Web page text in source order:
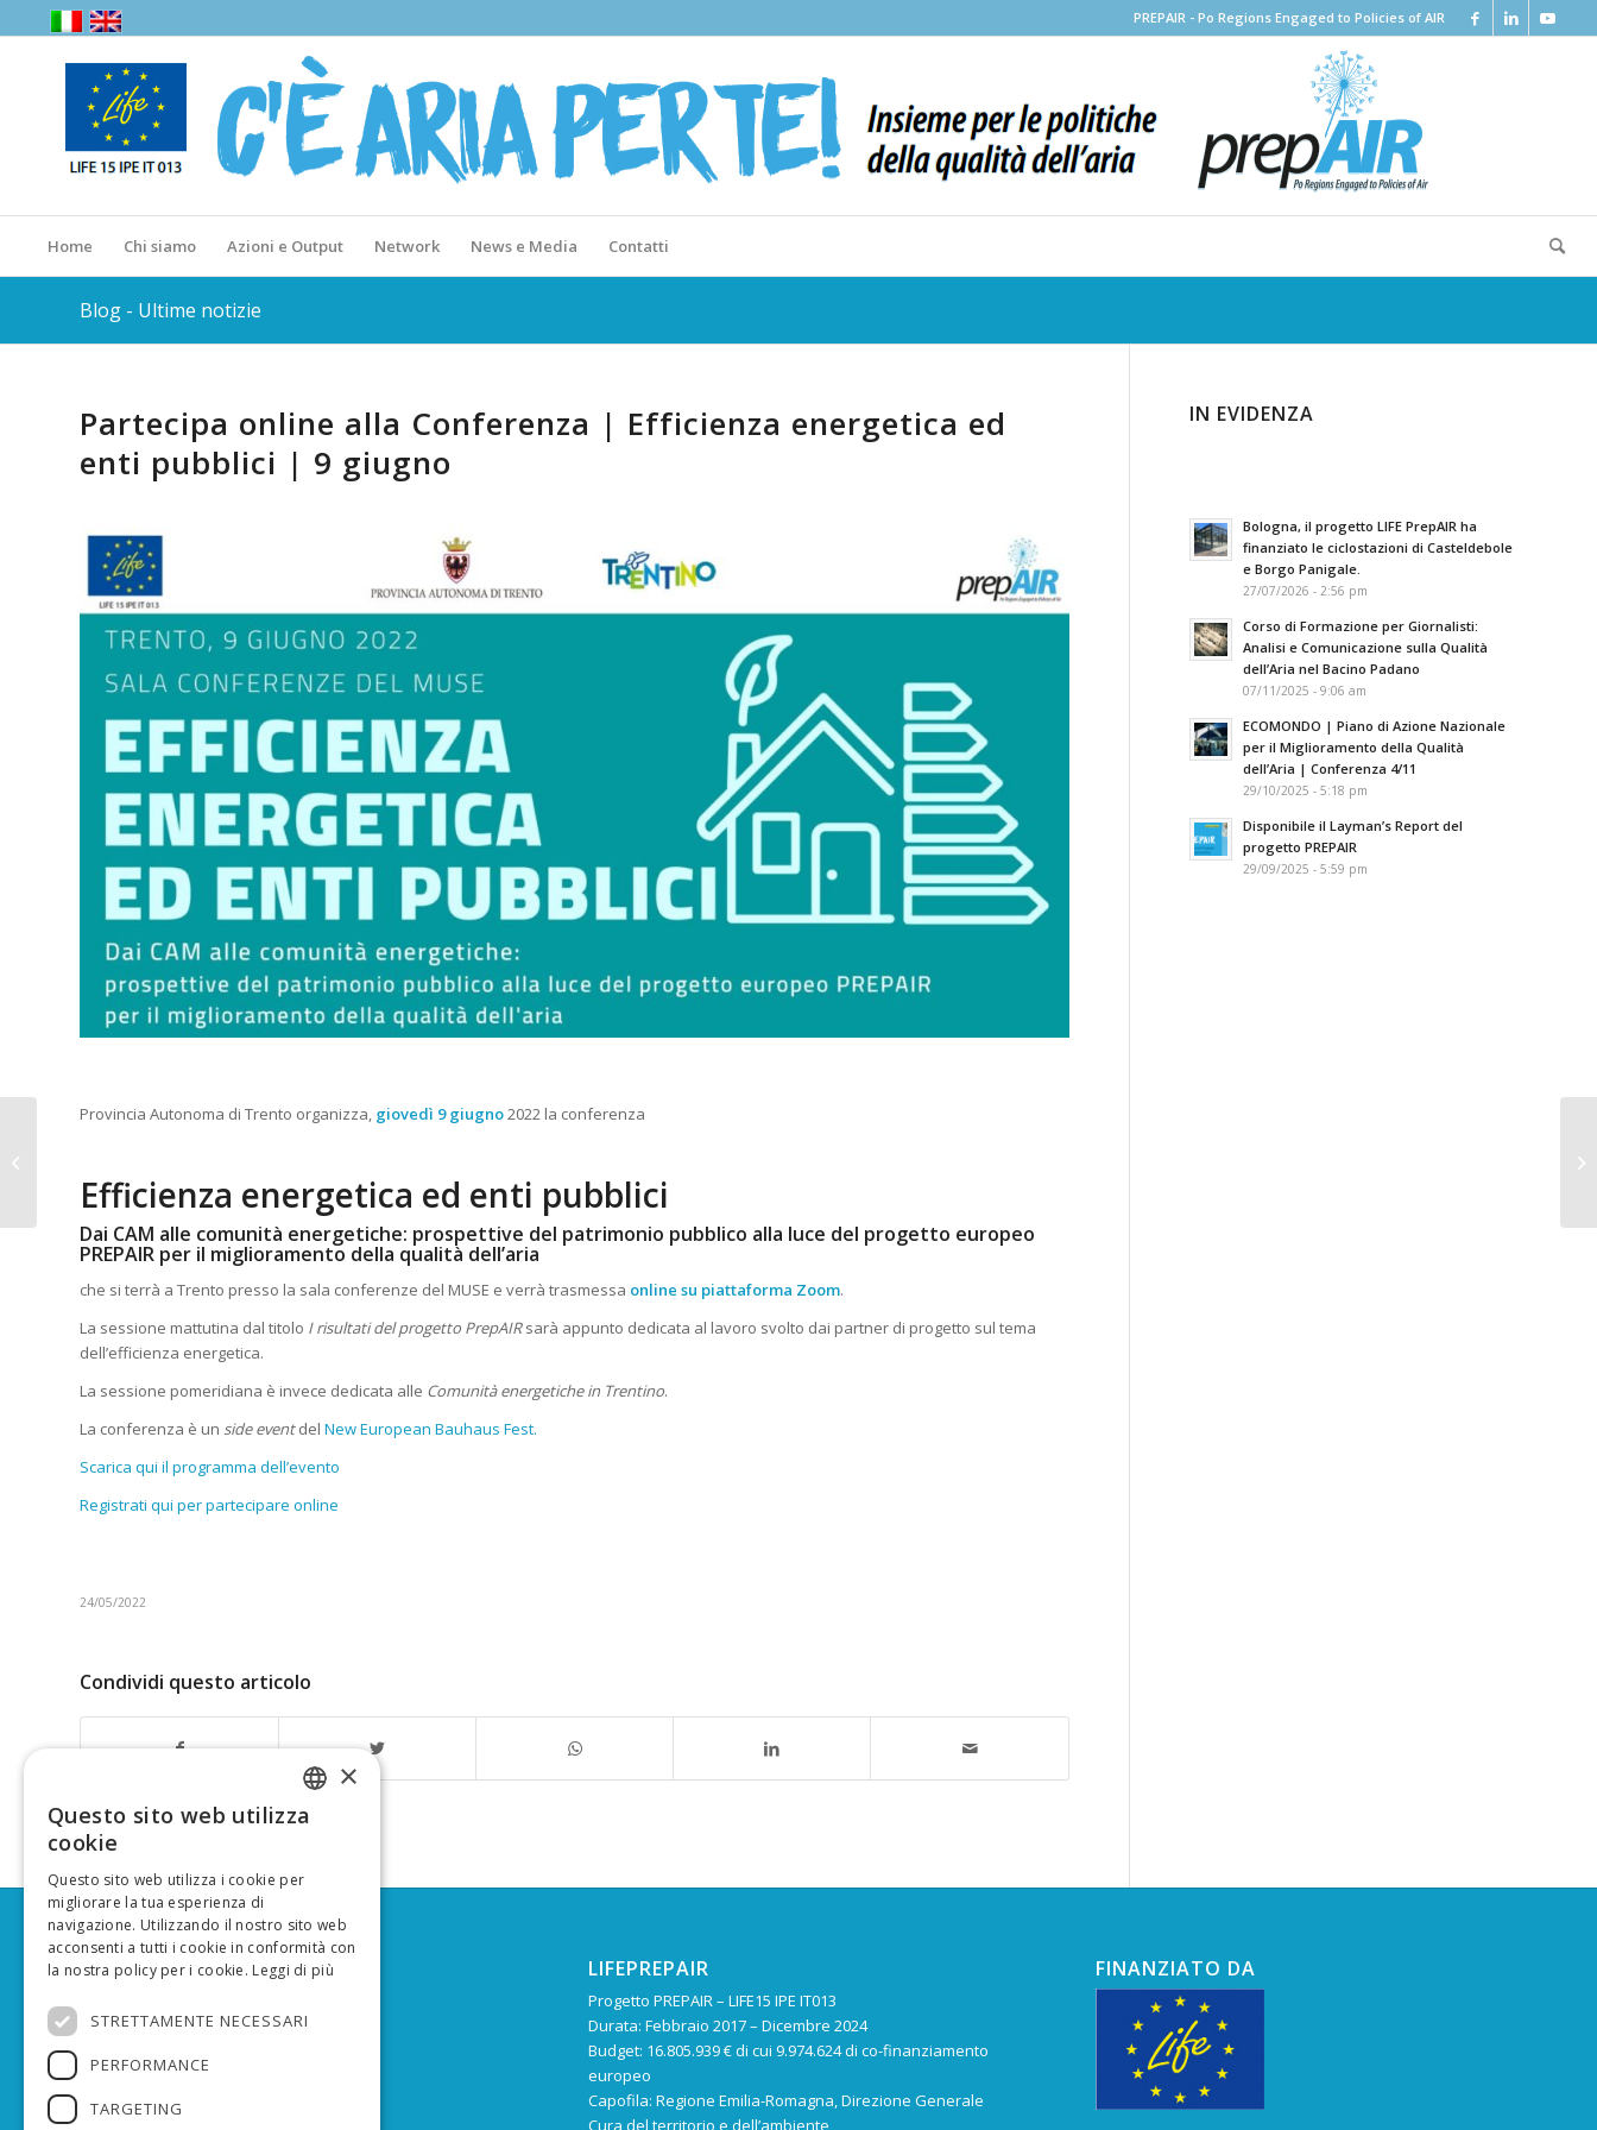
PREPAIR - Po Regions Engaged to Policies of AIR
Home Chi siamo Azioni e Output Network News e Media Contatti
Blog - Ultime notizie
Partecipa online alla Conferenza | Efficienza energetica ed
enti pubblici | 9 giugno
Provincia Autonoma di Trento organizza, giovedì 9 giugno2022 la conferenza
Efficienza energetica ed enti pubblici
Dai CAM alle comunità energetiche: prospettive del patrimonio pubblico alla luce del progetto europeo
PREPAIR per il miglioramento della qualità dell’aria
che si terrà a Trento presso la sala conferenze del MUSE e verrà trasmessa online su piattaforma Zoom.
La sessione mattutina dal titolo I risultati del progetto PrepAIRsarà appunto dedicata al lavoro svolto dai partner di progetto sul tema
dell’efficienza energetica.
La sessione pomeridiana è invece dedicata alle Comunità energetiche in Trentino.
La conferenza è un side eventdel New European Bauhaus Fest.
Scarica qui il programma dell’evento
Registrati qui per partecipare online
24/05/2022
Condividi questo articolo
IN EVIDENZA
Bologna, il progetto LIFE PrepAIR ha
finanziato le ciclostazioni di Casteldebole
e Borgo Panigale.
27/07/2026 - 2:56 pm
Corso di Formazione per Giornalisti:
Analisi e Comunicazione sulla Qualità
dell’Aria nel Bacino Padano
07/11/2025 - 9:06 am
ECOMONDO | Piano di Azione Nazionale
per il Miglioramento della Qualità
dell’Aria | Conferenza 4/11
29/10/2025 - 5:18 pm
Disponibile il Layman’s Report del
progetto PREPAIR
29/09/2025 - 5:59 pm
SOCIAL MEDIA
YouTube
CONTATTI
ufficiostampa@lifeprepair.eu
LIFEPREPAIR
Progetto PREPAIR – LIFE15 IPE IT013
Durata: Febbraio 2017 – Dicembre 2024
Budget: 16.805.939 € di cui 9.974.624 di co-finanziamento
europeo
Capofila: Regione Emilia-Romagna, Direzione Generale
Cura del territorio e dell’ambiente
FINANZIATO DA
In partenza i corsi di
Provincia di Trento
ITALIAN
×
Questo sito web utilizza
cookie
Questo sito web utilizza i cookie per
migliorare la tua esperienza di
navigazione. Utilizzando il nostro sito web
acconsenti a tutti i cookie in conformità con
la nostra policy per i cookie. Leggi di più
STRETTAMENTE NECESSARI
PERFORMANCE
TARGETING